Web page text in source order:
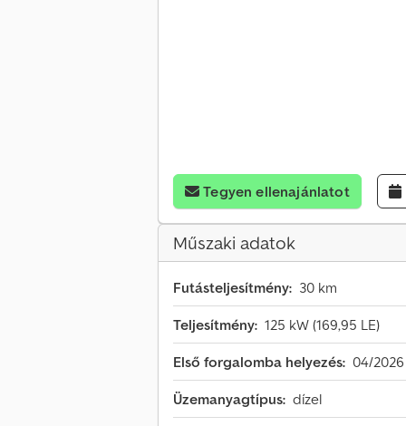
Tegyen ellenajánlatot
Műszaki adatok
Futásteljesítmény: 30 km
Teljesítmény: 125 kW (169,95 LE)
Első forgalomba helyezés: 04/2026
Üzemanyagtípus: dízel